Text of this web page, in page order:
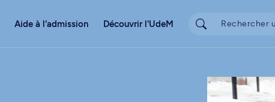
Aide à l'admission Découvrir l'UdeM